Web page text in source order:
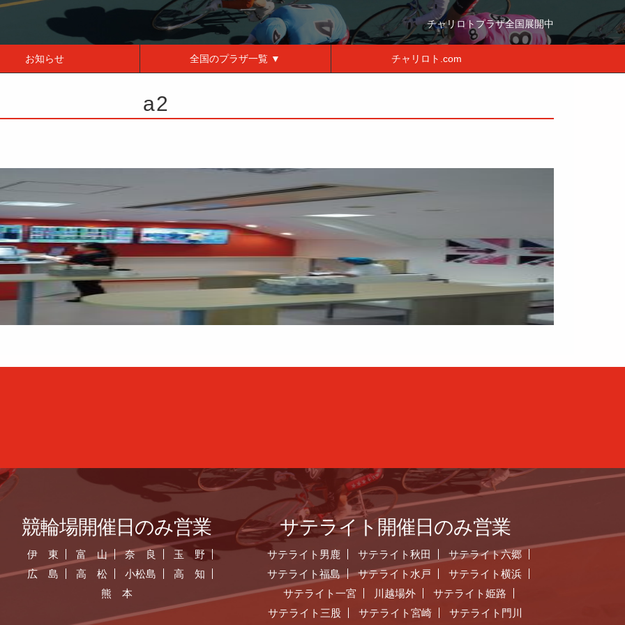
チャリロトプラザ全国展開中
お知らせ 全国のプラザ一覧 ▼ チャリロト.com
a2
競輪場開催日のみ営業
伊 東 富 山 奈 良
玉 野
広 島
高 松 小松島
高 知
熊 本
サテライト開催日のみ営業
サテライト男鹿 サテライト秋田
サテライト六郷
サテライト福島
サテライト水戸
サテライト横浜
サテライト一宮
川越場外
サテライト姫路
サテライト三股
サテライト宮崎 サテライト門川